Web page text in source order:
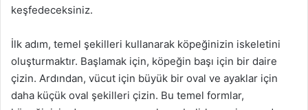
keşfedeceksiniz.
İlk adım, temel şekilleri kullanarak köpeğinizin iskeletini
oluşturmaktır. Başlamak için, köpeğin başı için bir daire
çizin. Ardından, vücut için büyük bir oval ve ayaklar için
daha küçük oval şekilleri çizin. Bu temel formlar,